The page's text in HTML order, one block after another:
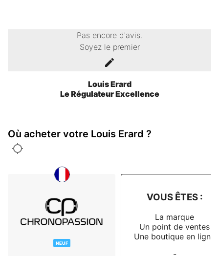
Pas encore d'avis.
Soyez le premier
Louis Erard
Le Régulateur Excellence
Où acheter votre Louis Erard ?
NEUF
VOUS ÊTES :
La marque
Un point de ventes
Une boutique en ligne
-